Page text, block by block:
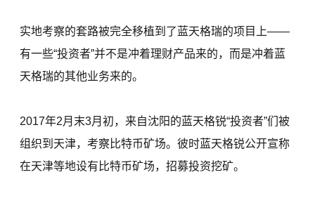
实地考察的套路被完全移植到了蓝天格瑞的项目上——
有一些“投资者”并不是冲着理财产品来的，而是冲着蓝
天格瑞的其他业务来的。
2017年2月末3月初，来自沈阳的蓝天格锐“投资者”们被
组织到天津，考察比特币矿场。彼时蓝天格锐公开宣称
在天津等地设有比特币矿场，招募投资挖矿。